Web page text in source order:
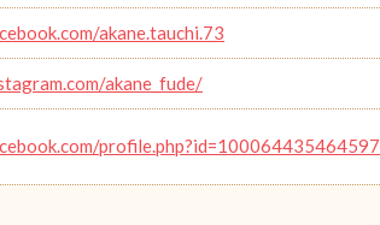
akane.tauchi.73
akane_fude/
profile.php?id=100064435464597